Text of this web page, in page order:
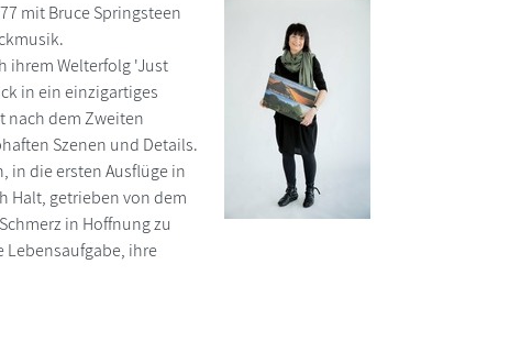
mit Bruce Springsteen
ihrem Welterfolg 'Just
in ein einzigartiges
nach dem Zweiten
Szenen und Details.
in die ersten Ausflüge in
Halt, getrieben von dem
in Hoffnung zu
Lebensaufgabe, ihre